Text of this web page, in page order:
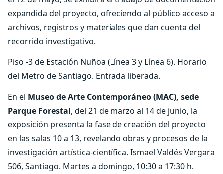
expandida del proyecto, ofreciendo al público acceso a
archivos, registros y materiales que dan cuenta del
recorrido investigativo.
Piso -3 de Estación Ñuñoa (Línea 3 y Línea 6). Horario
del Metro de Santiago. Entrada liberada.
En el Museo de Arte Contemporáneo (MAC), sede
Parque Forestal, del 21 de marzo al 14 de junio, la
exposición presenta la fase de creación del proyecto
en las salas 10 a 13, revelando obras y procesos de la
investigación artística-científica. Ismael Valdés Vergara
506, Santiago. Martes a domingo, 10:30 a 17:30 h.